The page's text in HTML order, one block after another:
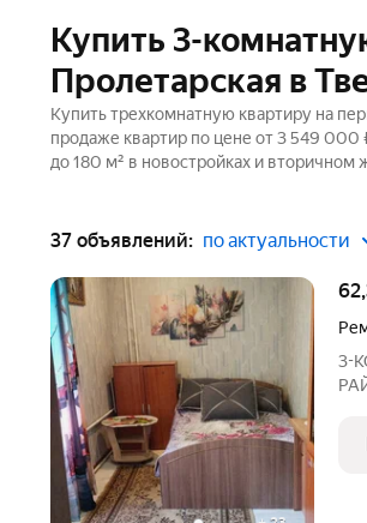
Купить 3-
Пролетарская в
Купить трехкомнатную квартиру на
продаже квартир по цене от 3 549
до 180 м² в новостройках и вторичном
37 объявлений: по актуальности
3-